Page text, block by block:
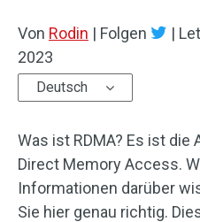
Von Rodin | Folgen |
2023
Deutsch
Was ist RDMA? Es ist
Direct Memory Access.
Informationen darüber
Sie hier genau richtig.